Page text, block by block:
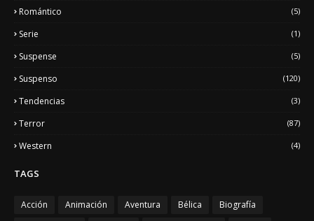
Romántico (5)
Serie (1)
Suspense (5)
Suspenso (120)
Tendencias (3)
Terror (87)
Western (4)
TAGS
Acción Animación Aventura Bélica
Biografía